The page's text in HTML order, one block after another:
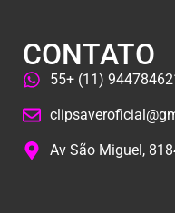
CONTATO
55+ (11)
Av São Miguel,